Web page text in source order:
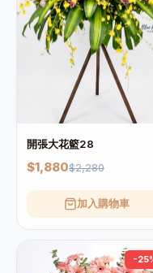
開張大花籃28
$1,880$2,280
加入購物車
-